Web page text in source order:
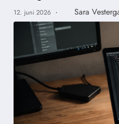
12. juni 2026 · Sara